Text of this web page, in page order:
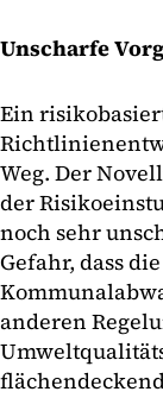
Unscharfe
Ein
Weg. Der
der
noch sehr
Gefahr, dass
anderen